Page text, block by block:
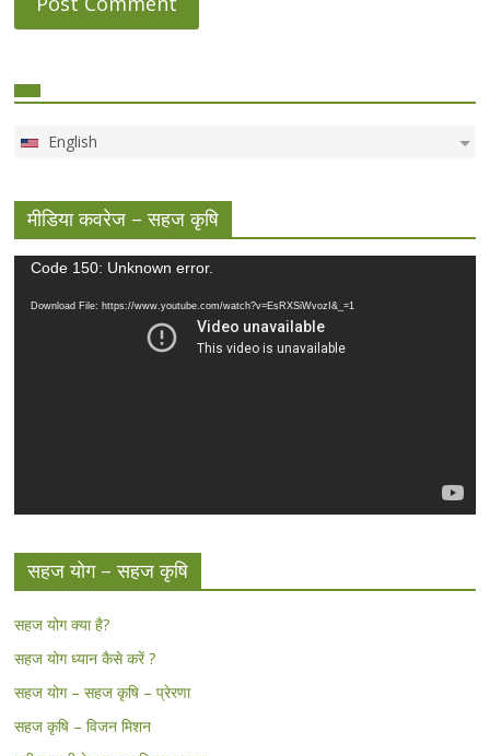
English
मीडिया कवरेज – सहज कृषि
Video
Code 150: Unknown error.
Download File: https://www.youtube.com/watch?v=EsRXSiWvozI&_=1
सहज योग – सहज कृषि
सहज योग क्या है?
सहज योग ध्यान कैसे करें ?
सहज योग – सहज कृषि – प्रेरणा
सहज कृषि – विजन मिशन